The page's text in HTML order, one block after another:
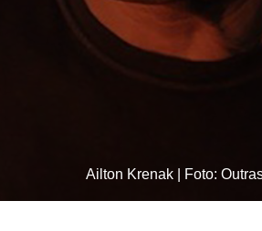
Ailton Krenak | Foto: